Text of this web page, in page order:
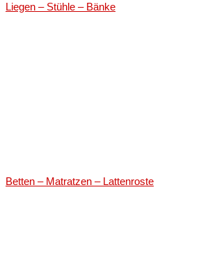
Liegen – Stühle – Bänke
Betten – Matratzen – Lattenroste